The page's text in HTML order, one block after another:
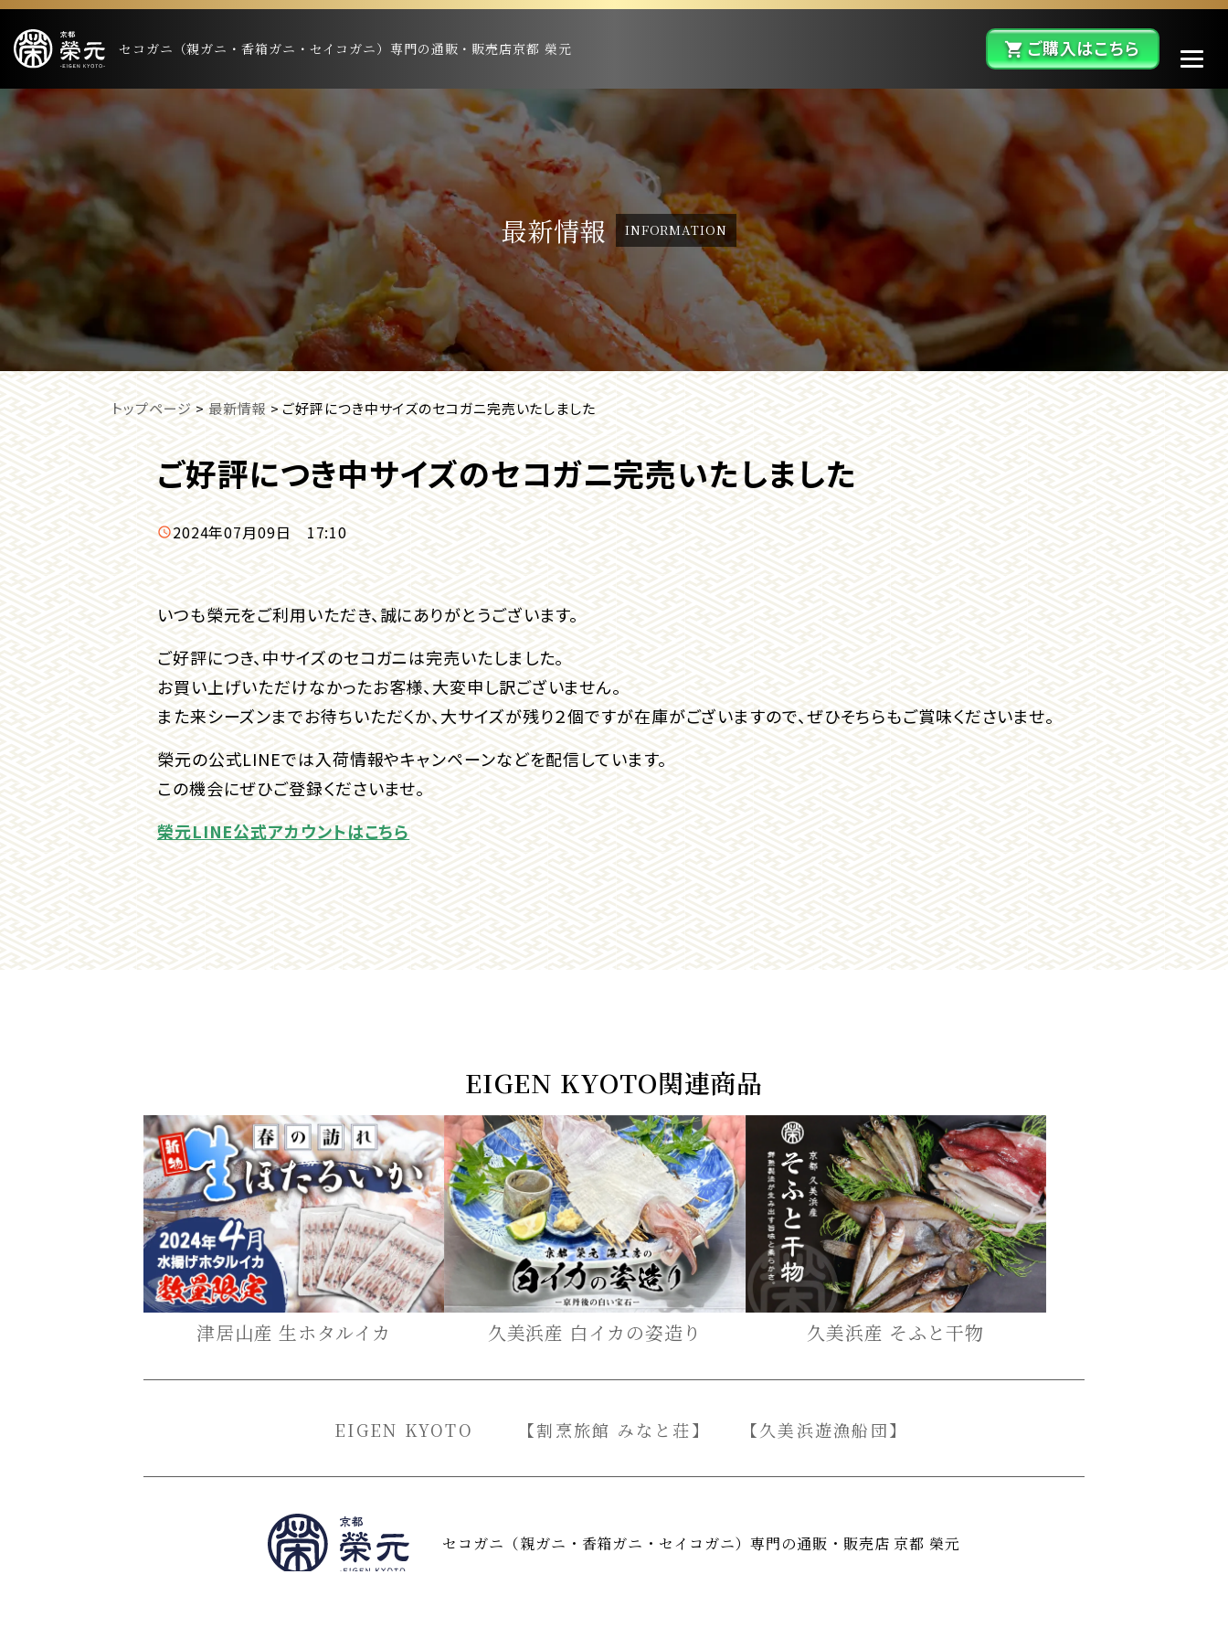
セコガニ（親ガニ・香箱ガニ・セイコガニ）専門の通販・販売店京都 榮元 ご購入はこちら
最新情報 INFORMATION
トップページ> 最新情報 >ご好評につき中サイズのセコガニ完売いたしました
ご好評につき中サイズのセコガニ完売いたしました
2024年07月09日 17:10
いつも榮元をご利用いただき、誠にありがとうございます。
ご好評につき、中サイズのセコガニは完売いたしました。
お買い上げいただけなかったお客様、大変申し訳ございません。
また来シーズンまでお待ちいただくか、大サイズが残り２個ですが在庫がございますので、ぜひそちらもご賞味くださいませ。
榮元の公式LINEでは入荷情報やキャンペーンなどを配信しています。
この機会にぜひご登録くださいませ。
榮元LINE公式アカウントはこちら
EIGEN KYOTO関連商品
津居山産 生ホタルイカ 久美浜産 白イカの姿造り 久美浜産 そふと干物
EIGEN KYOTO 【割烹旅館 みなと荘】 【久美浜遊漁船団】
セコガニ（親ガニ・香箱ガニ・セイコガニ）専門の通販・販売店 京都 榮元